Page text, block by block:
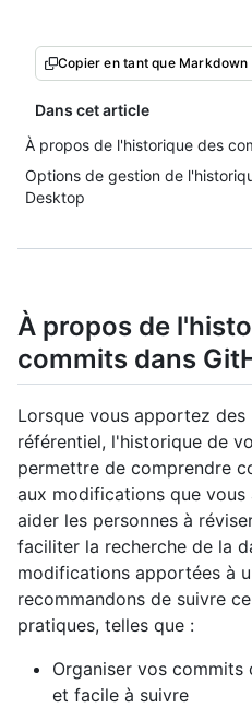
Copier en tant que Markdown
Dans cet article
À propos de l'historique des
Options de gestion de
Desktop
À propos de
commits dans
Lorsque vous apportez
référentiel, l'historique de
permettre de comprendre
aux modifications que
aider les personnes à
faciliter la recherche de la
modifications apportées à
recommandons de suivre
pratiques, telles que :
Organiser vos commits
et facile à suivre